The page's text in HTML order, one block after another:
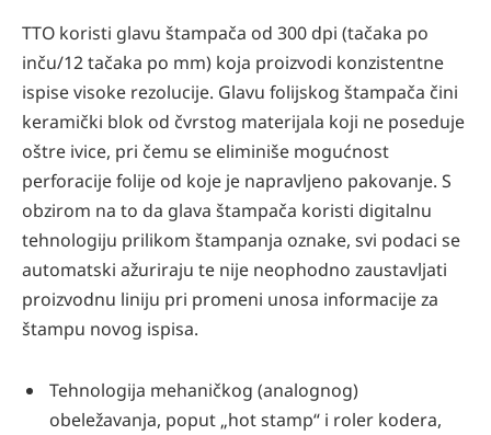
TTO koristi glavu štampača od 300 dpi (tačaka po
inču/12 tačaka po mm) koja proizvodi konzistentne
ispise visoke rezolucije. Glavu folijskog štampača čini
keramički blok od čvrstog materijala koji ne poseduje
oštre ivice, pri čemu se eliminiše mogućnost
perforacije folije od koje je napravljeno pakovanje. S
obzirom na to da glava štampača koristi digitalnu
tehnologiju prilikom štampanja oznake, svi podaci se
automatski ažuriraju te nije neophodno zaustavljati
proizvodnu liniju pri promeni unosa informacije za
štampu novog ispisa.
Tehnologija mehaničkog (analognog)
obeležavanja, poput „hot stamp“ i roler kodera,